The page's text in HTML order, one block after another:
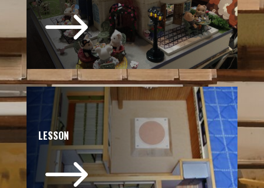
$
LESSON
$